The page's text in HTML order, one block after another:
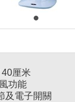
40厘米
功能
及電子開關